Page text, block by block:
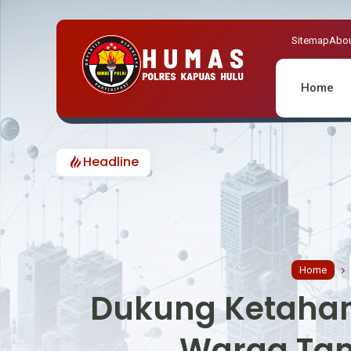
Sitemap
Home
Headline Cegah Polemik Pengibaran
Home
Dukung